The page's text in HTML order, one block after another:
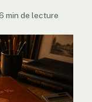
min de lecture